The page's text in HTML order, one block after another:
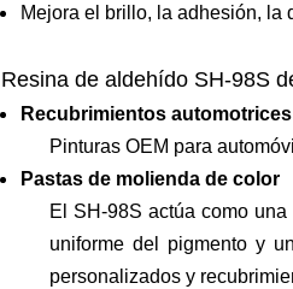
Mejora el brillo, la adhesión, la
Resina de aldehído SH-98S
Recubrimientos automotrices
Pinturas OEM para
Pastas de molienda de color
El SH-98S actúa como
uniforme del pigmento y
personalizados y